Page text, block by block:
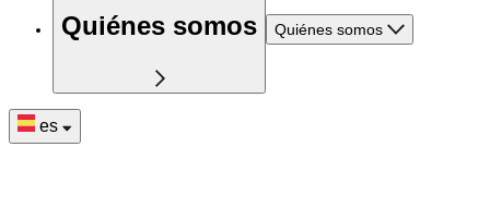
Quiénes somos Quiénes somos
es